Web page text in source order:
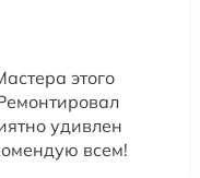
этого
удивлен
всем!